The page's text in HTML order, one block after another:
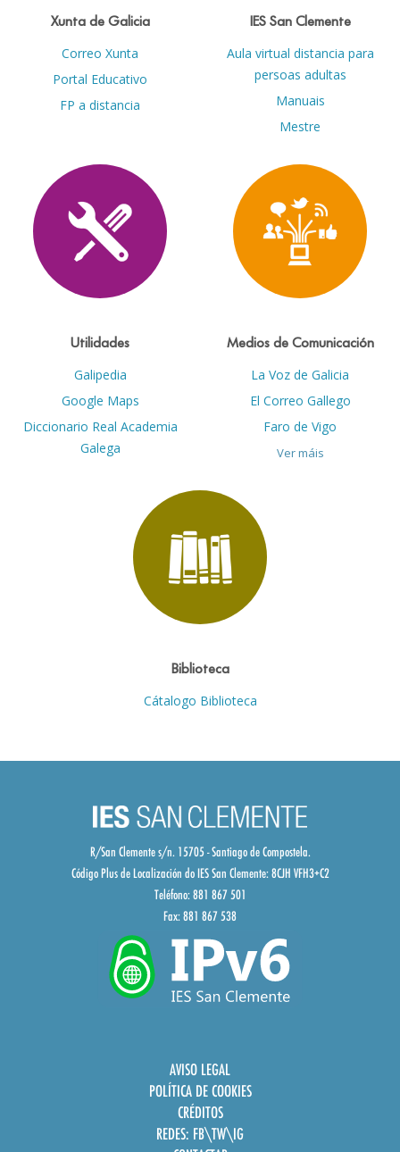
Xunta de Galicia
Correo Xunta
Portal Educativo
FP a distancia
IES San Clemente
Aula virtual distancia para
persoas adultas
Manuais
Mestre
Utilidades
Galipedia
Google Maps
Diccionario Real Academia
Galega
Medios de Comunicación
La Voz de Galicia
El Correo Gallego
Faro de Vigo
Ver máis
Biblioteca
Cátalogo Biblioteca
R/San Clemente s/n. 15705 - Santiago de Compostela.
Código Plus de Localización do IES San Clemente:8CJH VFH3+C2
Teléfono: 881 867 501
Fax: 881 867 538
AVISO LEGAL
POLÍTICA DE COOKIES
CRÉDITOS
REDES: FB\TW\IG